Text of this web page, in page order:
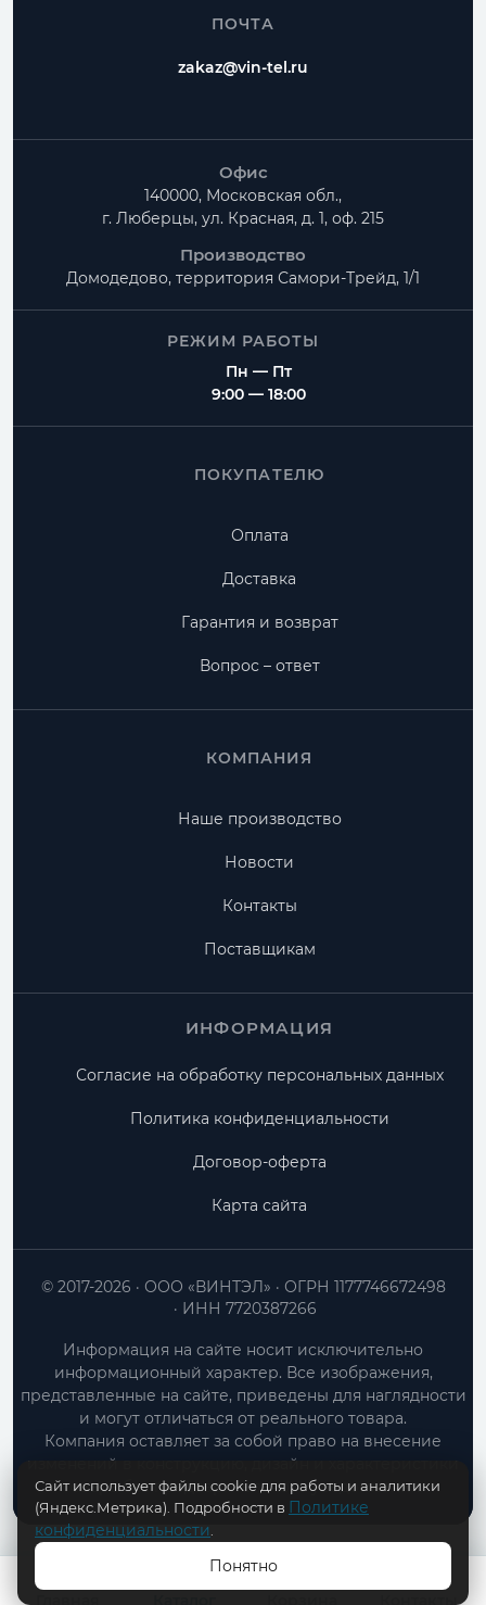
В КОРЗИНУ
ПОЧТА
zakaz@vin-tel.ru
Офис
140000, Московская обл.,
г. Люберцы, ул. Красная, д. 1, оф. 215
Производство
Домодедово, территория Самори-Трейд, 1/1
РЕЖИМ РАБОТЫ
Пн — Пт
9:00 — 18:00
ПОКУПАТЕЛЮ
Оплата
Доставка
Гарантия и возврат
Вопрос – ответ
КОМПАНИЯ
Наше производство
Новости
Контакты
Поставщикам
ИНФОРМАЦИЯ
Согласие на обработку персональных данных
Политика конфиденциальности
Договор-оферта
Карта сайта
ООО «ВИНТЭЛ»
ОГРН 1177746672498
ИНН 7720387266
© 2017-2026
Информация на сайте носит исключительно
информационный характер. Все изображения,
представленные на сайте, приведены для наглядности
и могут отличаться от реального товара.
Компания оставляет за собой право на внесение
изменений в конструкцию, дизайн и характеристики
товара без предварительного уведомления.
Сайт использует файлы cookie для работы и аналитики
(Яндекс.Метрика). Подробности в Политике
конфиденциальности
Понятно
Контакты